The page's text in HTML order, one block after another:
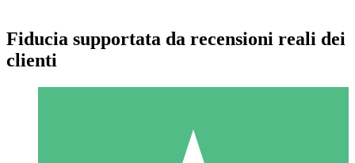
Fiducia supportata da recensioni reali dei
clienti